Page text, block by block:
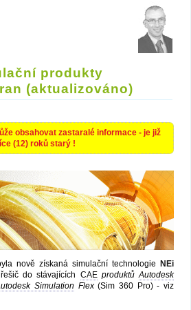
produkty
(aktualizováno)
obsahovat zastaralé informace - je již
(12) roků starý !
nově získaná simulační technologie NEi
do stávajících CAE produktů Autodesk
Simulation Flex(Sim 360 Pro) - viz